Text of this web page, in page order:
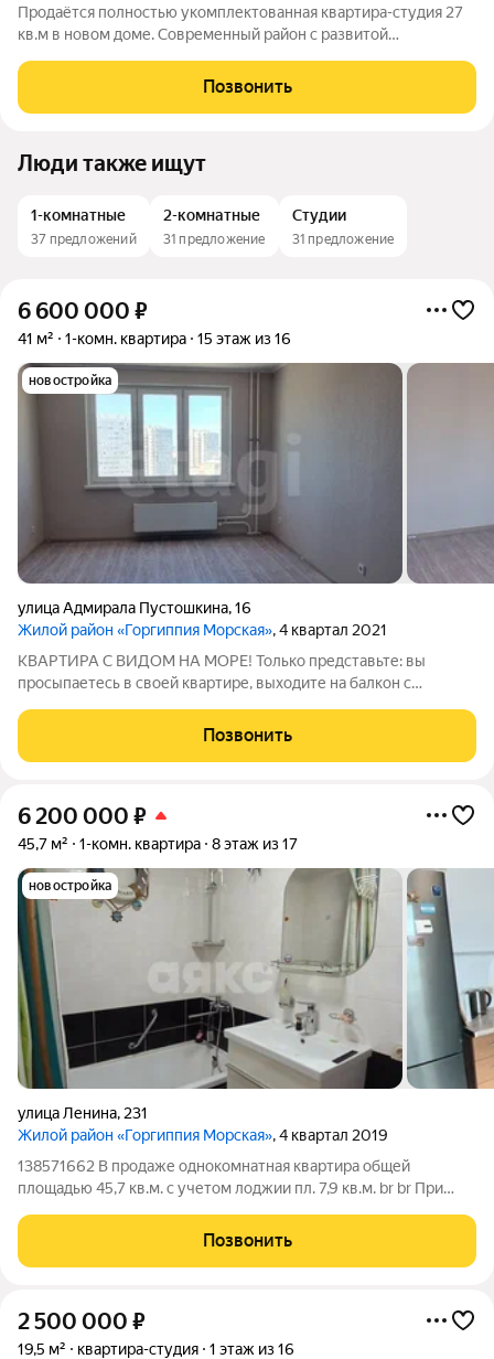
Продаётся полностью укомплектованная квартира-студия 27
кв.м в новом доме. Современный район с развитой
магазины, аптеки, кофейни. Квартира на 4 этаже 16-этажного
дома, из окон свободный вид.
Позвонить
Люди также ищут
1-комнатные
37 предложений
2-комнатные
31 предложение
Студии
31 предложение
6 600 000 ₽
41 м² 1-комн. квартира 15 этаж из 16
новостройка
улица Адмирала Пустошкина,16
Жилой район «Горгиппия Морская», 4 квартал 2021
КВАРТИРА С ВИДОМ НА МОРЕ! Только представьте: вы
просыпаетесь в своей квартире, выходите на балкон с
дворе у вас детский сад, школа в шаговой доступности, и всего
лишь 800 метров до моря!
Позвонить
6 200 000 ₽
45,7 м² 1-комн. квартира 8 этаж из 17
новостройка
улица Ленина, 231
Жилой район «Горгиппия Морская», 4 квартал 2019
138571662 В продаже однокoмнатная квартира общей
площадью 45,7 кв.м. с учетом лоджии пл. 7,9 кв.м. br br При
сплит-систему. br br В благоустроенном новом микрорайоне с
развитой
Позвонить
2 500 000 ₽
19,5 м² квартира-студия 1 этаж из 16